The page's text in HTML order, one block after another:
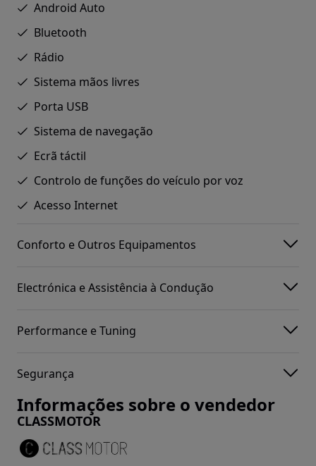
Android Auto
Bluetooth
Rádio
Sistema mãos livres
Porta USB
Sistema de navegação
Ecrã táctil
Controlo de funções do veículo por voz
Acesso Internet
Conforto e Outros Equipamentos
Electrónica e Assistência à Condução
Performance e Tuning
Segurança
Informações sobre o vendedor
CLASSMOTOR